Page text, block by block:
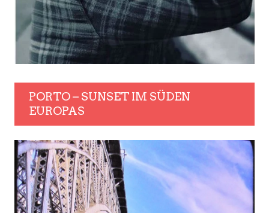
PORTO – SUNSET IM SÜDEN
EUROPAS